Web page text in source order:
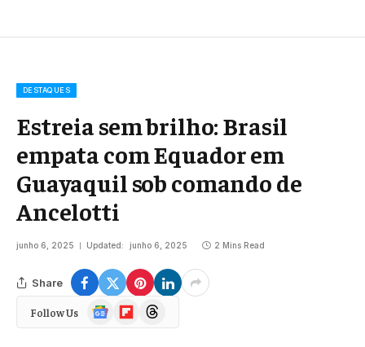
DESTAQUES
Estreia sem brilho: Brasil
empata com Equador em
Guayaquil sob comando de
Ancelotti
junho 6, 2025 Updated: junho 6, 2025 2 Mins Read
Share
Follow Us
GoogleFlipboardThreads